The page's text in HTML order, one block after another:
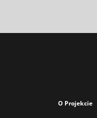
O Projekcie